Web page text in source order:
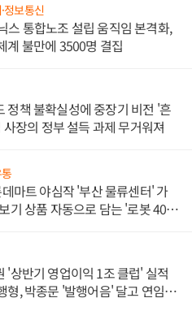
정보통신
스 통합노조 설립 움직임 본격화,
계 불만에 3500명 결집
정책 불확실성에 중장기 비전 '흔
장의 정부 설득 과제 무거워져
마트 야심작 '부산 물류센터' 가
기 상품 자동으로 담는 '로봇 400
'상반기 영업이익 1조 클럽' 실적
형, 박종문 '발행어음' 달고 연임 향